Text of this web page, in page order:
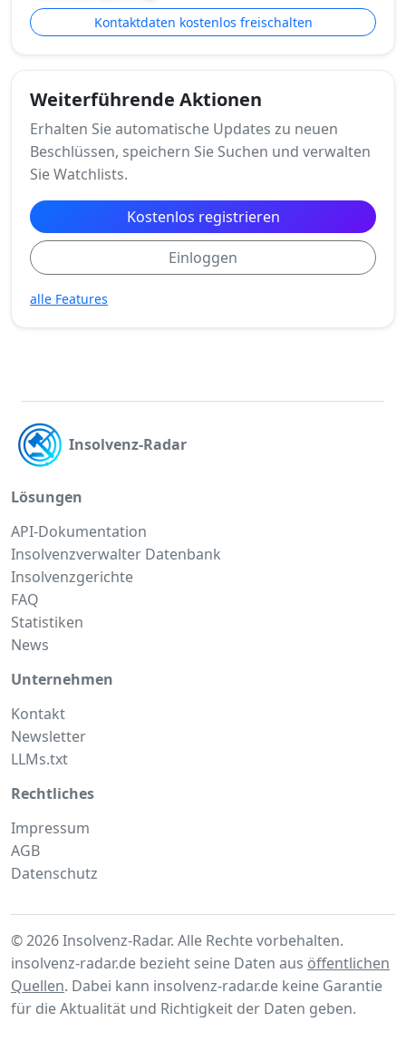
Kontaktdaten kostenlos freischalten
Weiterführende Aktionen
Erhalten Sie automatische Updates zu neuen
Beschlüssen, speichern Sie Suchen und verwalten
Sie Watchlists.
Kostenlos registrieren
Einloggen
alle Features
Insolvenz-Radar
Lösungen
API-Dokumentation
Insolvenzverwalter Datenbank
Insolvenzgerichte
FAQ
Statistiken
News
Unternehmen
Kontakt
Newsletter
LLMs.txt
Rechtliches
Impressum
AGB
Datenschutz
© 2026 Insolvenz-Radar. Alle Rechte vorbehalten.
insolvenz-radar.de bezieht seine Daten aus öffentlichen
Quellen. Dabei kann insolvenz-radar.de keine Garantie
für die Aktualität und Richtigkeit der Daten geben.